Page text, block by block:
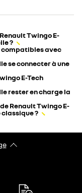
Twingo E-
?
compatibles avec
se connecter à une
E-Tech
rester en charge la
Renault Twingo E-
?